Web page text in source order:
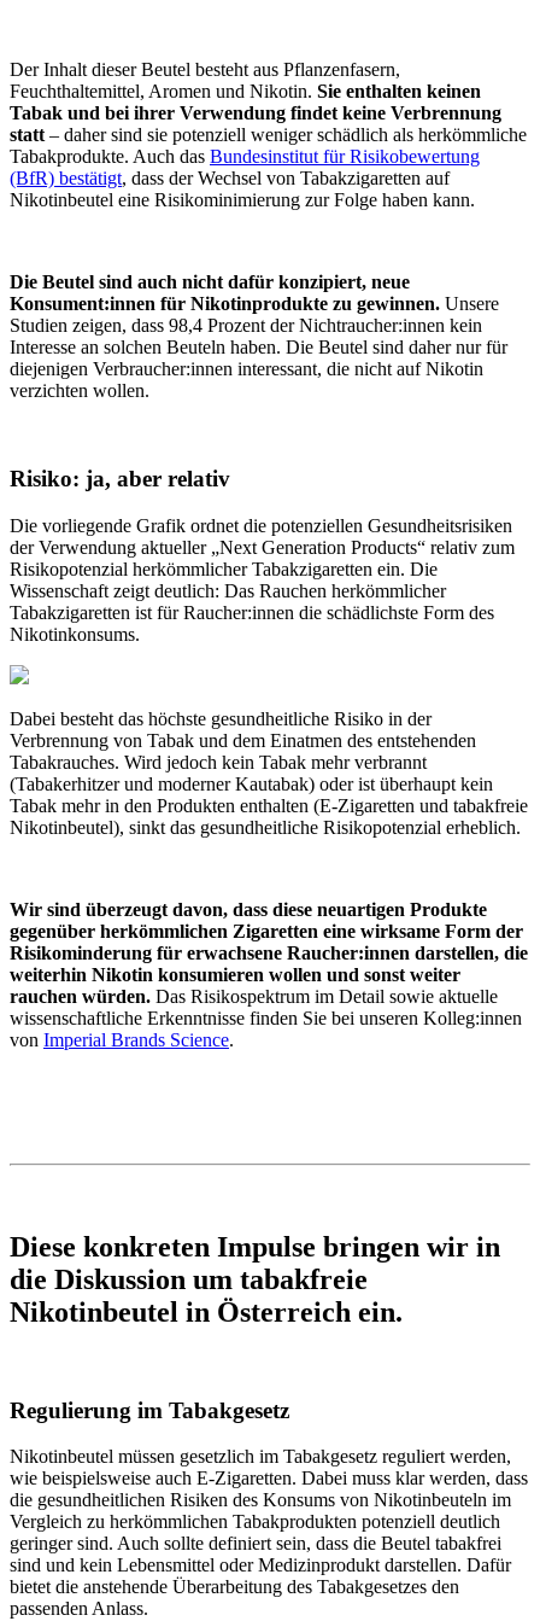
Der Inhalt dieser Beutel besteht aus Pflanzenfasern,
Feuchthaltemittel, Aromen und Nikotin. Sie enthalten keinen
Tabak und bei ihrer Verwendung findet keine Verbrennung
statt – daher sind sie potenziell weniger schädlich als herkömmliche
Tabakprodukte. Auch das Bundesinstitut für Risikobewertung
(BfR) bestätigt, dass der Wechsel von Tabakzigaretten auf
Nikotinbeutel eine Risikominimierung zur Folge haben kann.
Die Beutel sind auch nicht dafür konzipiert, neue
Konsument:innen für Nikotinprodukte zu gewinnen. Unsere
Studien zeigen, dass 98,4 Prozent der Nichtraucher:innen kein
Interesse an solchen Beuteln haben. Die Beutel sind daher nur für
diejenigen Verbraucher:innen interessant, die nicht auf Nikotin
verzichten wollen.
Risiko: ja, aber relativ
Die vorliegende Grafik ordnet die potenziellen Gesundheitsrisiken
der Verwendung aktueller „Next Generation Products“ relativ zum
Risikopotenzial herkömmlicher Tabakzigaretten ein. Die
Wissenschaft zeigt deutlich: Das Rauchen herkömmlicher
Tabakzigaretten ist für Raucher:innen die schädlichste Form des
Nikotinkonsums.
Dabei besteht das höchste gesundheitliche Risiko in der
Verbrennung von Tabak und dem Einatmen des entstehenden
Tabakrauches. Wird jedoch kein Tabak mehr verbrannt
(Tabakerhitzer und moderner Kautabak) oder ist überhaupt kein
Tabak mehr in den Produkten enthalten (E-Zigaretten und tabakfreie
Nikotinbeutel), sinkt das gesundheitliche Risikopotenzial erheblich.
Wir sind überzeugt davon, dass diese neuartigen Produkte
gegenüber herkömmlichen Zigaretten eine wirksame Form der
Risikominderung für erwachsene Raucher:innen darstellen, die
weiterhin Nikotin konsumieren wollen und sonst weiter
rauchen würden. Das Risikospektrum im Detail sowie aktuelle
wissenschaftliche Erkenntnisse finden Sie bei unseren Kolleg:innen
von Imperial Brands Science.
Diese konkreten Impulse bringen wir in
die Diskussion um tabakfreie
Nikotinbeutel in Österreich ein.
Regulierung im Tabakgesetz
Nikotinbeutel müssen gesetzlich im Tabakgesetz reguliert werden,
wie beispielsweise auch E-Zigaretten. Dabei muss klar werden, dass
die gesundheitlichen Risiken des Konsums von Nikotinbeuteln im
Vergleich zu herkömmlichen Tabakprodukten potenziell deutlich
geringer sind. Auch sollte definiert sein, dass die Beutel tabakfrei
sind und kein Lebensmittel oder Medizinprodukt darstellen. Dafür
bietet die anstehende Überarbeitung des Tabakgesetzes den
passenden Anlass.